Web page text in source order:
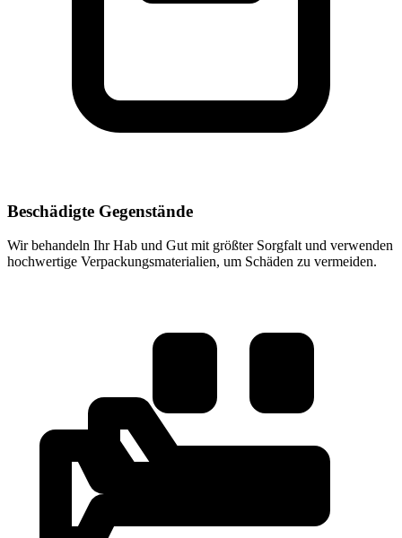
Beschädigte Gegenstände
Wir behandeln Ihr Hab und Gut mit größter Sorgfalt und verwenden
hochwertige Verpackungsmaterialien, um Schäden zu vermeiden.